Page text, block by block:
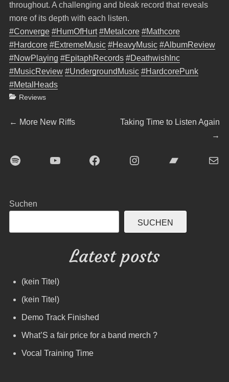
throughout. A challenging and bleak record that reveals
more of its depth with each listen.
#Converge #HumOfHurt #Metalcore #Mathcore
#Hardcore #ExtremeMusic #HeavyMusic #AlbumReview
#NowPlaying #EpitaphRecords #DeathwishInc
#MusicReview #UndergroundMusic #HardcorePunk
#MetalHeads
Categories
Reviews
Beitragsnavigation
← Previous
More New Riffs
Next
Taking Time to Listen Again
→
Spotify YouTubeFacebookInstagramBandcampE-Mail
Suchen
SUCHEN
Latest posts
(kein Titel)
(kein Titel)
Demo Track Finished
What’S a fair price for a band merch ?
Vocal Training Time